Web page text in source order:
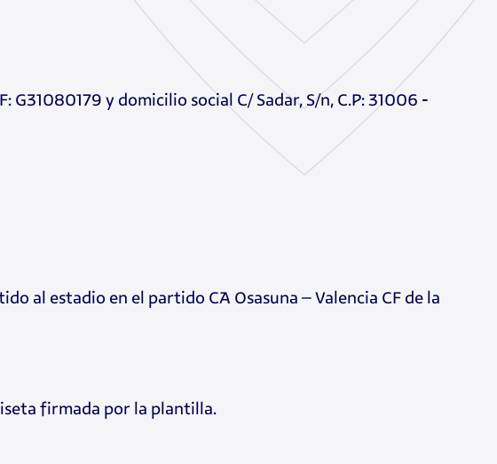
G31080179 y domicilio social C/ Sadar, S/n, C.P: 31006 -
al estadio en el partido CA Osasuna – Valencia CF de la
firmada por la plantilla.